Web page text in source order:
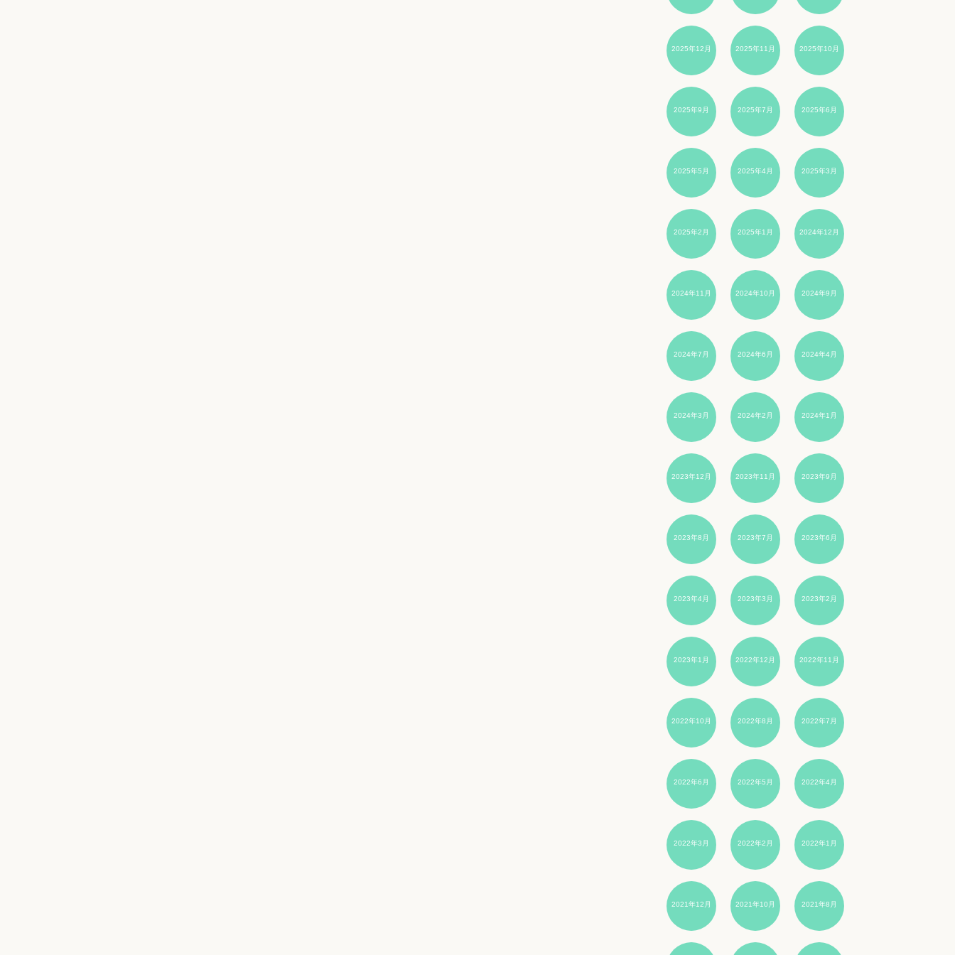
2025年12月 2025年11月 2025年10月
2025年9月 2025年7月 2025年6月
2025年5月 2025年4月 2025年3月
2025年2月 2025年1月 2024年12月
2024年11月 2024年10月 2024年9月
2024年7月 2024年6月 2024年4月
2024年3月 2024年2月 2024年1月
2023年12月 2023年11月 2023年9月
2023年8月 2023年7月 2023年6月
2023年4月 2023年3月 2023年2月
2023年1月 2022年12月 2022年11月
2022年10月 2022年8月 2022年7月
2022年6月 2022年5月 2022年4月
2022年3月 2022年2月 2022年1月
2021年12月 2021年10月 2021年8月